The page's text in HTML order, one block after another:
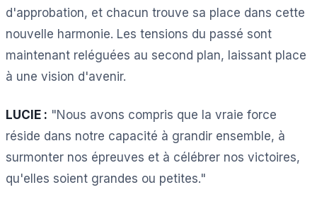
d'approbation, et chacun trouve sa place dans cette
nouvelle harmonie. Les tensions du passé sont
maintenant reléguées au second plan, laissant place
à une vision d'avenir.
LUCIE : "Nous avons compris que la vraie force
réside dans notre capacité à grandir ensemble, à
surmonter nos épreuves et à célébrer nos victoires,
qu'elles soient grandes ou petites."